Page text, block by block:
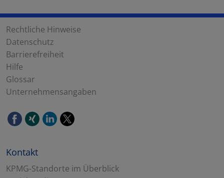
Rechtliche Hinweise
Datenschutz
Barrierefreiheit
Hilfe
Glossar
Unternehmensangaben
Kontakt
KPMG-Standorte im Überblick